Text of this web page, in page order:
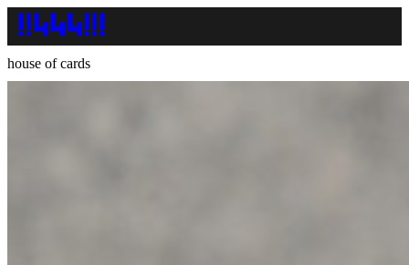
house of cards